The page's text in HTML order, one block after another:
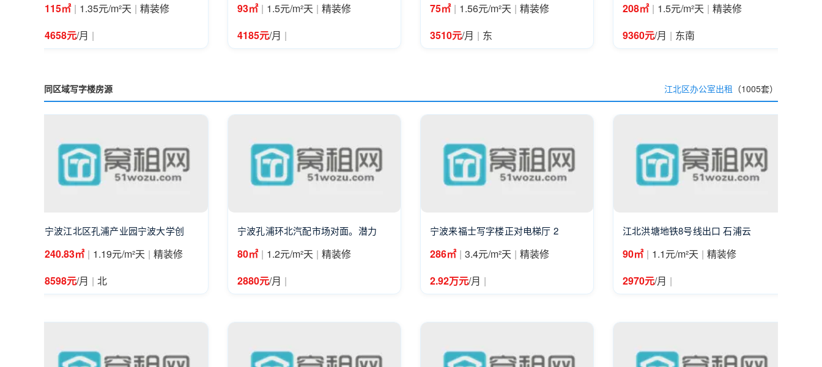
115㎡ | 1.35元/m²天 | 精装修
4658元/月 |
93㎡ | 1.5元/m²天 | 精装修
4185元/月 |
75㎡ | 1.56元/m²天 | 精装修
3510元/月 | 东
208㎡ | 1.5元/m²天 | 精装修
9360元/月 | 东南
同区域写字楼房源 江北区办公室出租 （1005套）
宁波江北区孔浦产业园宁波大学创
240.83㎡ | 1.19元/m²天 | 精装修
8598元/月 | 北
宁波孔浦环北汽配市场对面。潜力
80㎡ | 1.2元/m²天 | 精装修
2880元/月 |
宁波来福士写字楼正对电梯厅 2
286㎡ | 3.4元/m²天 | 精装修
2.92万元/月 |
江北洪塘地铁8号线出口 石浦云
90㎡ | 1.1元/m²天 | 精装修
2970元/月 |